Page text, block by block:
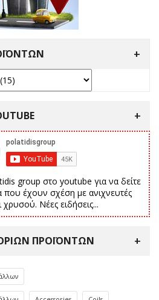
group στο youtube για να δείτε
που έχουν σχέση με ανιχνευτές
Νέες ειδήσεις...
ΠΡΟΪΌΝΤΩΝ